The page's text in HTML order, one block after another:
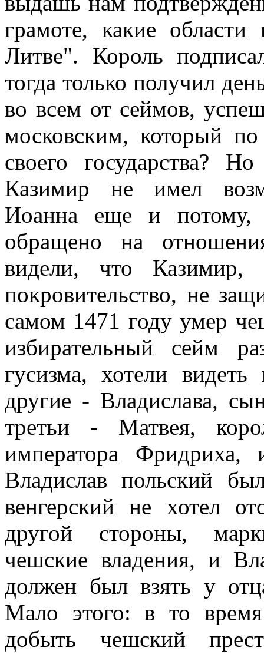
грамоте, какие
Литве". Король
тогда только получил
во всем от сеймов,
московским, который по
своего государства?
Казимир не имел
Иоанна еще и потому,
обращено на
видели, что
покровительство, не
самом 1471 году умер
избирательный сейм
гусизма, хотели
другие - Владислава,
третьи - Матвея,
императора Фридриха,
Владислав польский
венгерский не хотел
другой стороны,
чешские владения, и
должен был взять у
Мало этого: в то
добыть чешский